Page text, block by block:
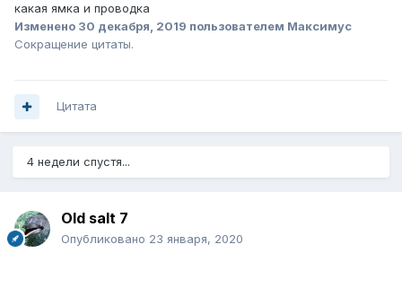
какая ямка и проводка
Изменено 30 декабря, 2019 пользователем Максимус
Сокращение цитаты.
Цитата
4 недели спустя...
Old salt 7
Опубликовано 23 января, 2020